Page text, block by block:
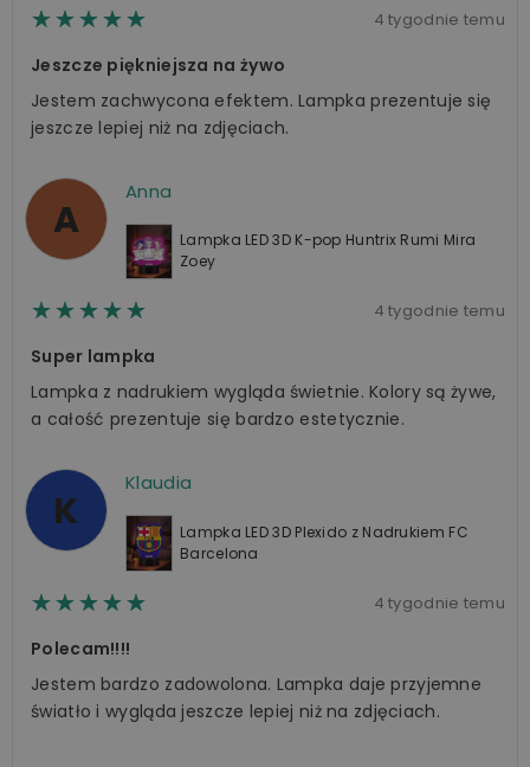
☆☆☆☆☆
★★★★★ 4 tygodnie temu
Jeszcze piękniejsza na żywo
Jestem zachwycona efektem. Lampka prezentuje się
jeszcze lepiej niż na zdjęciach.
A
Anna
Lampka LED 3D K-pop Huntrix Rumi Mira
Zoey
☆☆☆☆☆
★★★★★ 4 tygodnie temu
Super lampka
Lampka z nadrukiem wygląda świetnie. Kolory są żywe,
a całość prezentuje się bardzo estetycznie.
K
Klaudia
Lampka LED 3D Plexido z Nadrukiem FC
Barcelona
☆☆☆☆☆
★★★★★ 4 tygodnie temu
Polecam!!!!
Jestem bardzo zadowolona. Lampka daje przyjemne
światło i wygląda jeszcze lepiej niż na zdjęciach.